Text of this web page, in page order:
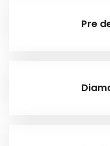
Pre